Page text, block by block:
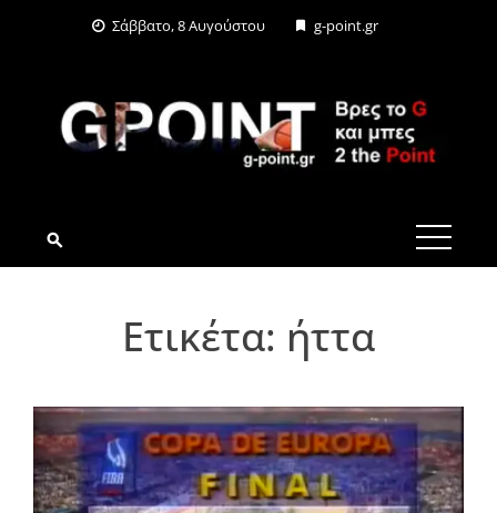
Σάββατο, 8 Αυγούστου g-point.gr
G-POINT.GR
Ετικέτα: ήττα